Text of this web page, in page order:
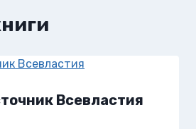
Всевластия